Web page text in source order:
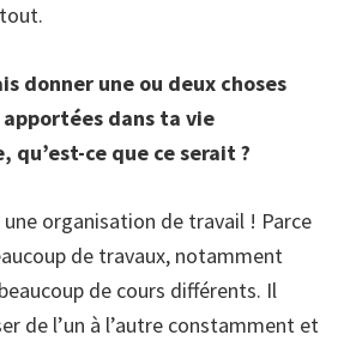
donner une ou deux choses
apportées dans ta vie
qu’est-ce que ce serait ?
une organisation de travail ! Parce
de travaux, notamment
de cours différents. Il
de l’un à l’autre constamment et